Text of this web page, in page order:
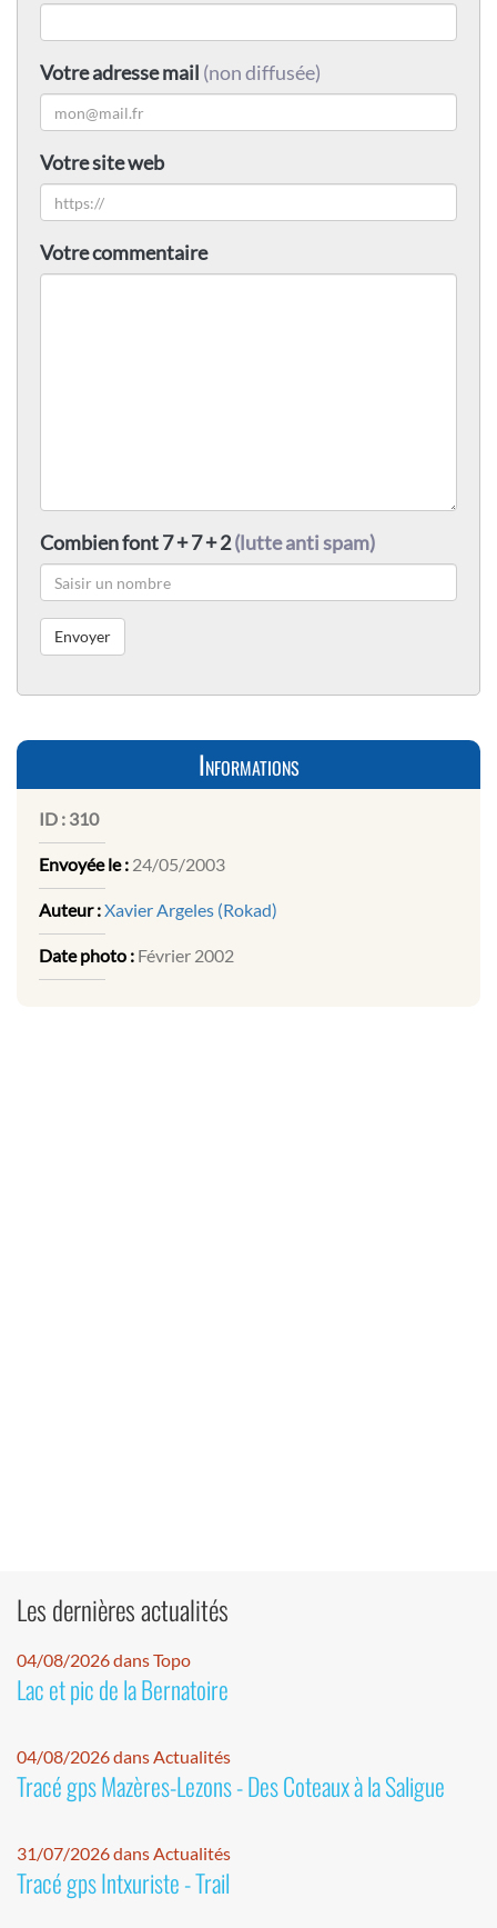
Votre adresse mail (non diffusée)
Votre site web
Votre commentaire
Combien font 7 + 7 + 2(lutte anti spam)
Informations
ID : 310
Envoyée le : 24/05/2003
Auteur :Xavier Argeles (Rokad)
Date photo : Février 2002
Les dernières actualités
04/08/2026 dans Topo
Lac et pic de la Bernatoire
04/08/2026 dans Actualités
Tracé gps Mazères-Lezons - Des Coteaux à la Saligue
31/07/2026 dans Actualités
Tracé gps Intxuriste - Trail